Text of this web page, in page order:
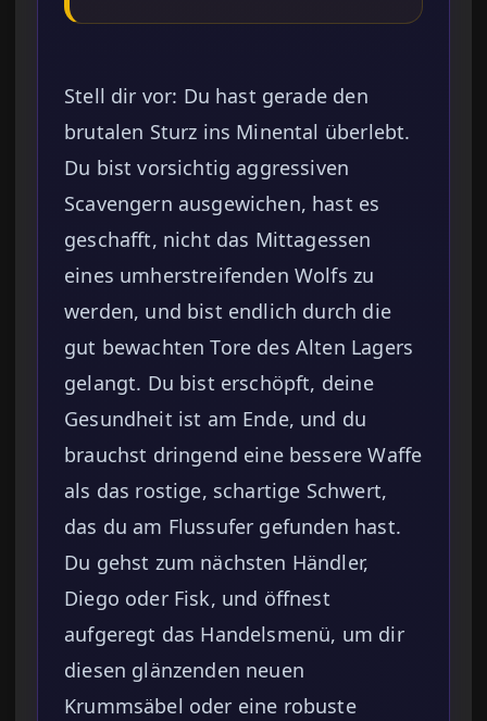
Stell dir vor: Du hast gerade den
brutalen Sturz ins Minental überlebt.
Du bist vorsichtig aggressiven
Scavengern ausgewichen, hast es
geschafft, nicht das Mittagessen
eines umherstreifenden Wolfs zu
werden, und bist endlich durch die
gut bewachten Tore des Alten Lagers
gelangt. Du bist erschöpft, deine
Gesundheit ist am Ende, und du
brauchst dringend eine bessere Waffe
als das rostige, schartige Schwert,
das du am Flussufer gefunden hast.
Du gehst zum nächsten Händler,
Diego oder Fisk, und öffnest
aufgeregt das Handelsmenü, um dir
diesen glänzenden neuen
Krummsäbel oder eine robuste